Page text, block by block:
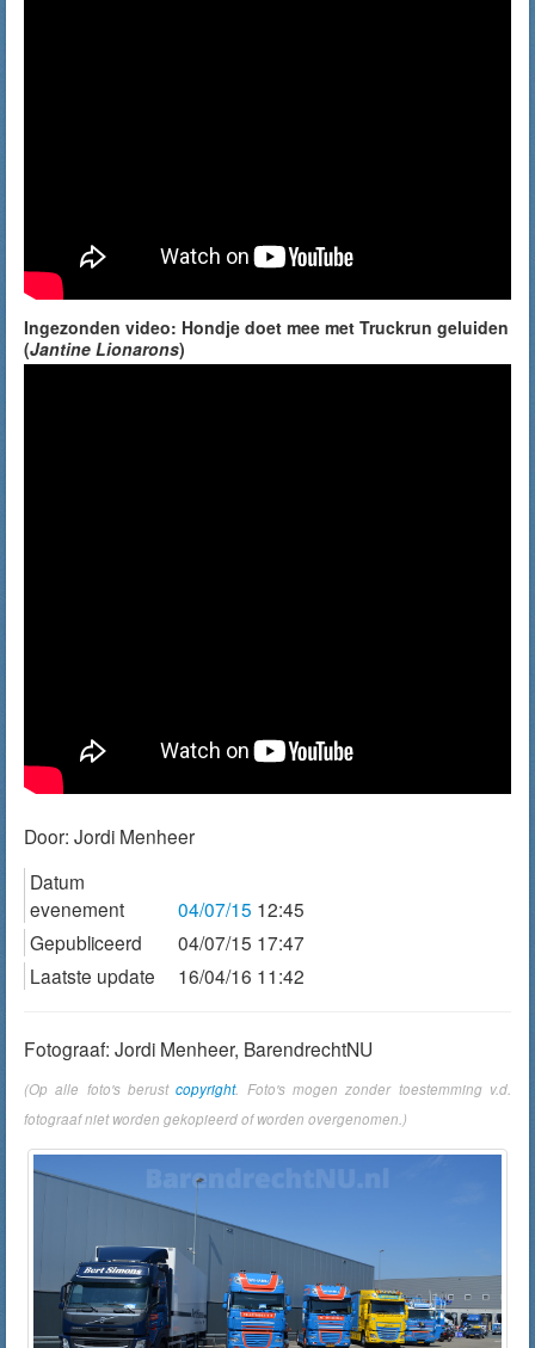
Ingezonden video: Hondje doet mee met Truckrun geluiden
(Jantine Lionarons)
Door: Jordi Menheer
Datum
evenement
04/07/15 12:45
Gepubliceerd
04/07/15 17:47
Laatste update
16/04/16 11:42
Fotograaf: Jordi Menheer, BarendrechtNU
(Op alle foto's berustcopyright. Foto's mogen zonder toestemming v.d.
fotograaf niet worden gekopieerd of worden overgenomen.)